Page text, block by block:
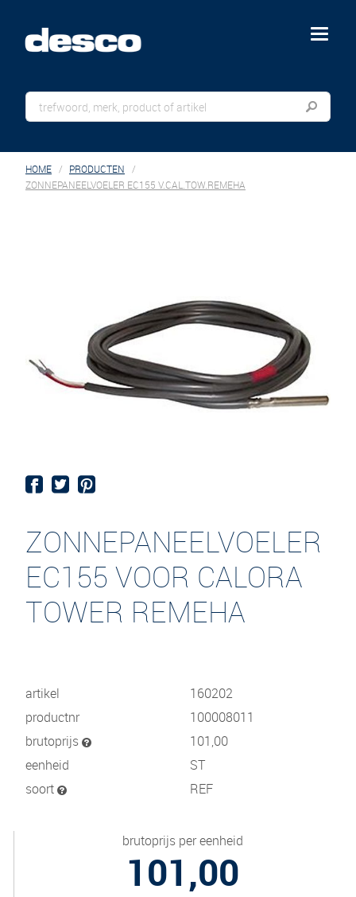
menu
HOME
PRODUCTEN
ZONNEPANEELVOELER EC155 V.CAL.TOW.REMEHA
ZONNEPANEELVOELER
EC155 VOOR CALORA
TOWER REMEHA
artikel
160202
productnr
100008011
brutoprijs
101,00
eenheid
ST
soort
REF
brutoprijs per eenheid
101,00